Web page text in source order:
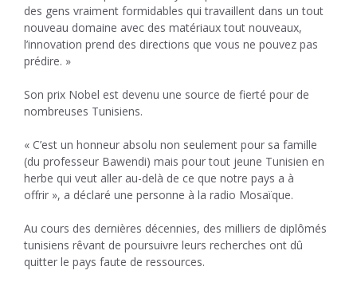
des gens vraiment formidables qui travaillent dans un tout
nouveau domaine avec des matériaux tout nouveaux,
l’innovation prend des directions que vous ne pouvez pas
prédire. »
Son prix Nobel est devenu une source de fierté pour de
nombreuses Tunisiens.
« C’est un honneur absolu non seulement pour sa famille
(du professeur Bawendi) mais pour tout jeune Tunisien en
herbe qui veut aller au-delà de ce que notre pays a à
offrir », a déclaré une personne à la radio Mosaïque.
Au cours des dernières décennies, des milliers de diplômés
tunisiens rêvant de poursuivre leurs recherches ont dû
quitter le pays faute de ressources.